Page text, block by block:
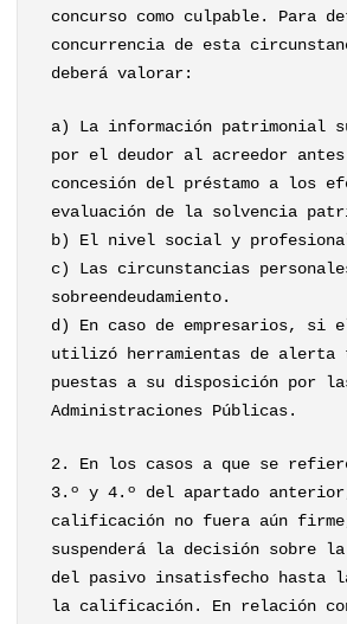
concurso como culpable. Para
concurrencia de esta
deberá valorar:
a) La información patrimonial
por el deudor al acreedor
concesión del préstamo a los
evaluación de la solvencia
b) El nivel social y
c) Las circunstancias
sobreendeudamiento.
d) En caso de empresarios, si
utilizó herramientas de alerta
puestas a su disposición por
Administraciones Públicas.
2. En los casos a que se
3.º y 4.º del apartado
calificación no fuera aún
suspenderá la decisión sobre la
del pasivo insatisfecho hasta
la calificación. En relación